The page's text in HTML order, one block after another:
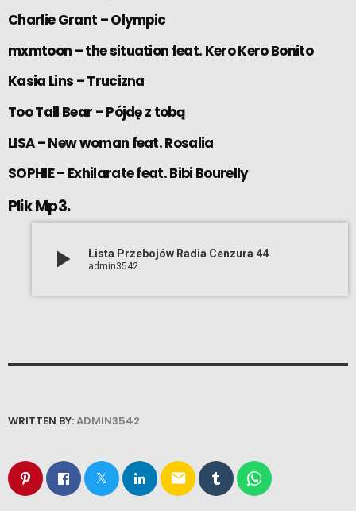
Charlie Grant – Olympic
mxmtoon – the situation feat. Kero Kero Bonito
Kasia Lins – Trucizna
Too Tall Bear – Pójdę z tobą
LISA – New woman feat. Rosalia
SOPHIE – Exhilarate feat. Bibi Bourelly
Plik Mp3.
play_arrow Lista Przebojów Radia Cenzura 44
admin3542
WRITTEN BY:ADMIN3542
email